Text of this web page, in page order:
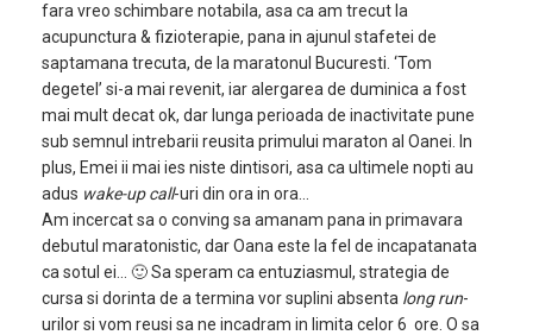
fara vreo schimbare notabila, asa ca am trecut la
acupunctura & fizioterapie, pana in ajunul stafetei de
saptamana trecuta, de la maratonul Bucuresti. ‘Tom
degetel’ si-a mai revenit, iar alergarea de duminica a fost
mai mult decat ok, dar lunga perioada de inactivitate pune
sub semnul intrebarii reusita primului maraton al Oanei. In
plus, Emei ii mai ies niste dintisori, asa ca ultimele nopti au
adus wake-up call-uri din ora in ora…
Am incercat sa o conving sa amanam pana in primavara
debutul maratonistic, dar Oana este la fel de incapatanata
ca sotul ei… 🙂 Sa speram ca entuziasmul, strategia de
cursa si dorinta de a termina vor suplini absenta long run-
urilor si vom reusi sa ne incadram in limita celor 6 ore. O sa